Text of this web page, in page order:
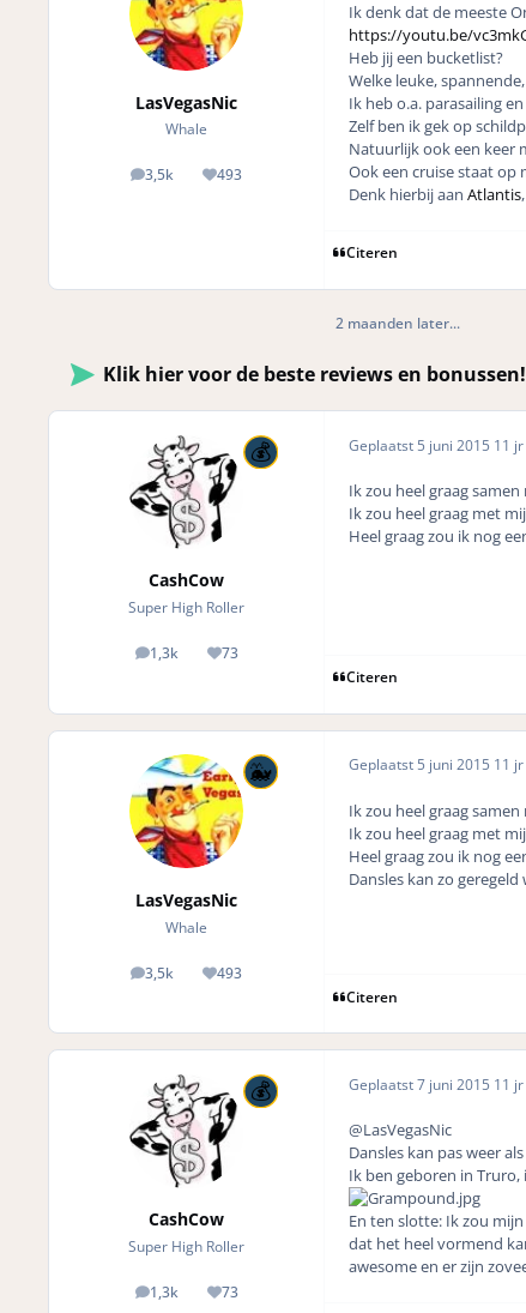
LasVegasNic
Whale
3,5k
posts 493
Reputation
Ik denk dat de meeste
https://youtu.be/
Heb jij een bucketlist?
Welke leuke,
Ik heb o.a. parasailing
Zelf ben ik gek op
Natuurlijk ook een keer
Ook een cruise staat op
Denk hierbij aan Atlantis
Citeren
2 maanden later...
Klik hier voor de beste reviews en bonussen!
CashCow
Super High Roller
1,3k
posts 73
Reputation
Geplaatst 5 juni 2015 11 jr
Ik zou heel graag
Ik zou heel graag met
Heel graag zou ik nog
Citeren
LasVegasNic
Whale
3,5k
posts 493
Reputation
Geplaatst 5 juni 2015 11 jr
Ik zou heel graag
Ik zou heel graag met
Heel graag zou ik nog
Dansles kan zo
Citeren
CashCow
Super High Roller
1,3k
posts 73
Reputation
Geplaatst7 juni 2015 11 jr
@LasVegasNic
Dansles kan pas weer
Ik ben geboren in
En ten slotte: Ik zou
dat het heel vormend
awesome en er zijn